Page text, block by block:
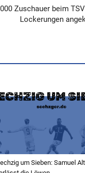
Zuschauer beim
Lockerungen
um Sieben: Samuel